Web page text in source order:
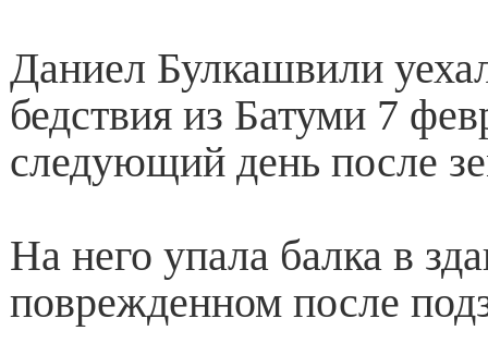
Даниел Булкашвили
бедствия из Батуми 7
следующий день после
На него упала балка в
поврежденном после